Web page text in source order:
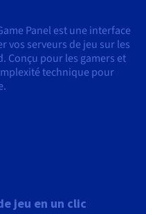
Panel est une interface
vos serveurs de jeu sur les
Conçu pour les gamers et
technique pour
jeu en un clic